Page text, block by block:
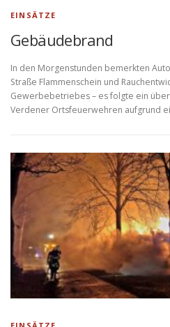
EINSÄTZE
Gebäudebrand
In den Morgenstunden bemerkten
Straße Flammenschein und
Gewerbebetriebes – es folgte ein
Verdener Ortsfeuerwehren aufgrund
EINSÄTZE